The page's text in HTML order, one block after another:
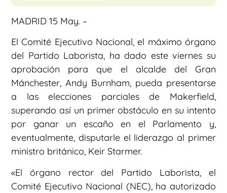
MADRID 15 May. –
El Comité Ejecutivo Nacional, el máximo órgano
del Partido Laborista, ha dado este viernes su
aprobación para que el alcalde del Gran
Mánchester, Andy Burnham, pueda presentarse
a las elecciones parciales de Makerfield,
superando así un primer obstáculo en su intento
por ganar un escaño en el Parlamento y,
eventualmente, disputarle el liderazgo al primer
ministro británico, Keir Starmer.
«El órgano rector del Partido Laborista, el
Comité Ejecutivo Nacional (NEC), ha autorizado